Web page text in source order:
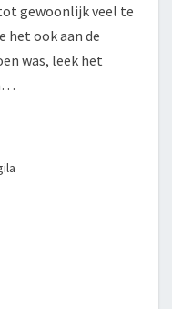
gewoonlijk veel te
het ook aan de
was, leek het